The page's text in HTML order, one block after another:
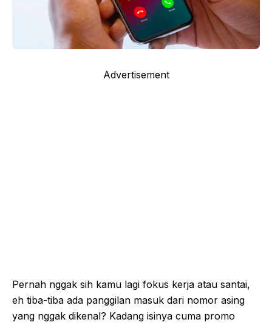
Advertisement
Pernah nggak sih kamu lagi fokus kerja atau santai,
eh tiba-tiba ada panggilan masuk dari nomor asing
yang nggak dikenal? Kadang isinya cuma promo